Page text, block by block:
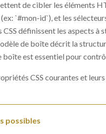
de cibler les éléments
`#mon-id`), et les
définissent les aspects
de boîte décrit la
est essentiel pour
CSS courantes et
possibles